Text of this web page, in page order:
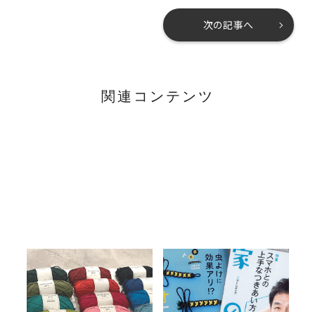
次の記事へ
関連コンテンツ
これからの季節に！洗えるマ
ニラヘンプヤーン
2025.06.10
おにヤンに仲間が登場！？
「オニヤンのお守り」
2024.05.24